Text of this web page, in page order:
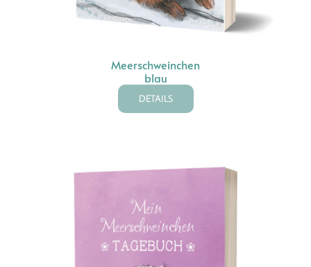
Meerschweinchen
blau
DETAILS